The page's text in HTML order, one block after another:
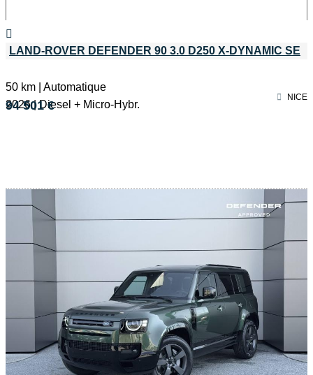
LAND-ROVER DEFENDER 90 3.0 D250 X-DYNAMIC SE
50 km | Automatique
2026 | Diesel + Micro-Hybr.
94 501 €
NICE